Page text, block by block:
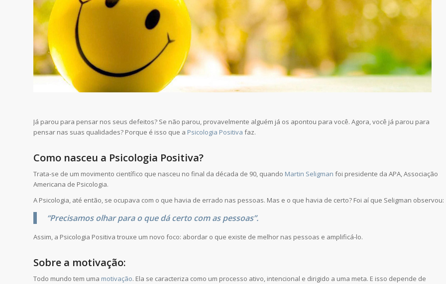
Já parou para pensar nos seus defeitos? Se não parou, provavelmente alguém já os apontou para você. Agora, você já parou para
pensar nas suas qualidades? Porque é isso que a Psicologia Positiva faz.
Como nasceu a Psicologia Positiva?
Trata-se de um movimento científico que nasceu no final da década de 90, quando Martin Seligman foi presidente da APA, Associação
Americana de Psicologia.
A Psicologia, até então, se ocupava com o que havia de errado nas pessoas. Mas e o que havia de certo? Foi aí que Seligman observou:
“Precisamos olhar para o que dá certo com as pessoas”.
Assim, a Psicologia Positiva trouxe um novo foco: abordar o que existe de melhor nas pessoas e amplificá-lo.
Sobre a motivação:
Todo mundo tem uma motivação. Ela se caracteriza como um processo ativo, intencional e dirigido a uma meta. E isso depende de